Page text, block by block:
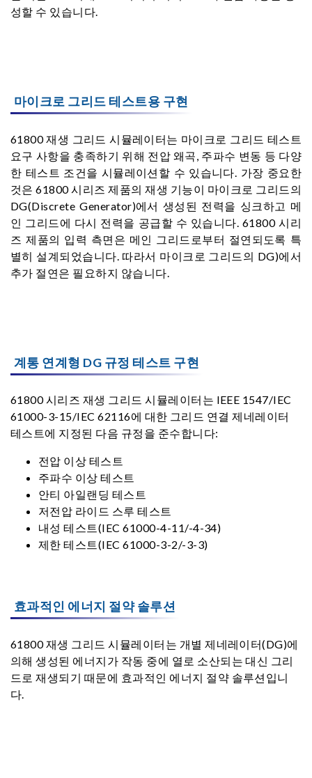
성할 수 있습니다.
마이크로 그리드 테스트용 구현
61800 재생 그리드 시뮬레이터는 마이크로 그리드 테스트
요구 사항을 충족하기 위해 전압 왜곡, 주파수 변동 등 다양
한 테스트 조건을 시뮬레이션할 수 있습니다. 가장 중요한
것은 61800 시리즈 제품의 재생 기능이 마이크로 그리드의
DG(Discrete Generator)에서 생성된 전력을 싱크하고 메
인 그리드에 다시 전력을 공급할 수 있습니다. 61800 시리
즈 제품의 입력 측면은 메인 그리드로부터 절연되도록 특
별히 설계되었습니다. 따라서 마이크로 그리드의 DG)에서
추가 절연은 필요하지 않습니다.
계통 연계형 DG 규정 테스트 구현
61800 시리즈 재생 그리드 시뮬레이터는 IEEE 1547/IEC
61000-3-15/IEC 62116에 대한 그리드 연결 제네레이터
테스트에 지정된 다음 규정을 준수합니다:
전압 이상 테스트
주파수 이상 테스트
안티 아일랜딩 테스트
저전압 라이드 스루 테스트
내성 테스트(IEC 61000-4-11/-4-34)
제한 테스트(IEC 61000-3-2/-3-3)
효과적인 에너지 절약 솔루션
61800 재생 그리드 시뮬레이터는 개별 제네레이터(DG)에
의해 생성된 에너지가 작동 중에 열로 소산되는 대신 그리
드로 재생되기 때문에 효과적인 에너지 절약 솔루션입니
다.